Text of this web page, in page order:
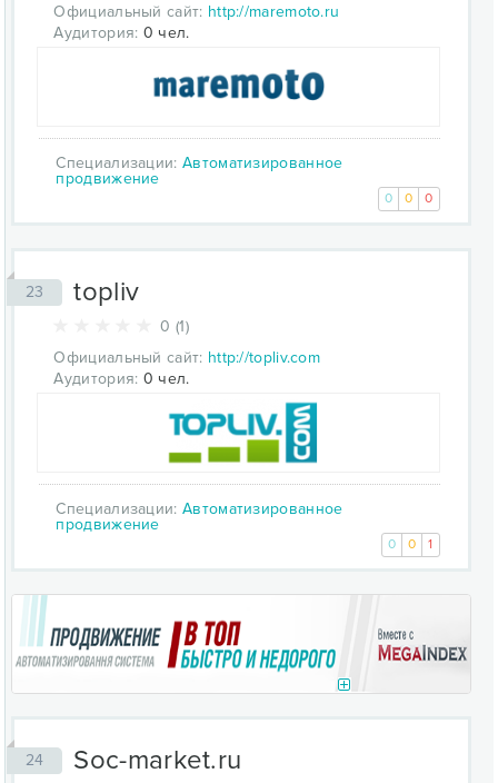
Официальный сайт: http://maremoto.ru
Аудитория: 0 чел.
Специализации: Автоматизированное
продвижение
0 0 0
23 topliv
0 (1)
Официальный сайт: http://topliv.com
Аудитория: 0 чел.
Специализации: Автоматизированное
продвижение
0 0 1
24 Soc-market.ru